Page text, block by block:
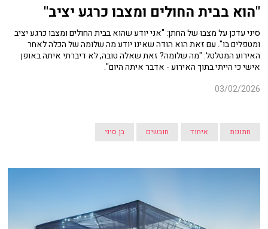
"הוא בבית החולים ומצבו כרגע יציב"
סיני עדכן על מצבו של החתן: "אני יודע שהוא בבית החולים ומצבו כרגע יציב
ומטפלים בו". עם זאת הוא הודה שאינו יודע מה שלומה של הכלה לאחר
האירוע המטלטל: "מה שלומה? זאת שאלה טובה, לא דיברתי איתה באופן
אישי כי הייתי בתוך האירוע - אדבר איתה היום".
03/02/2026
חתונות איחוד חובשים בן סיני